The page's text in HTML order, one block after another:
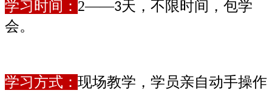
学习时间： 2——3天，不限时间，包学
会。
学习方式： 现场教学，学员亲自动手操作